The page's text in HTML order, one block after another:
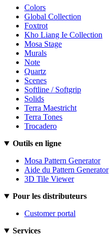
Colors
Global Collection
Foxtrot
Kho Liang Ie Collection
Mosa Stage
Murals
Note
Quartz
Scenes
Softline / Softgrip
Solids
Terra Maestricht
Terra Tones
Trocadero
Outils en ligne
Mosa Pattern Generator
Aide du Pattern Generator
3D Tile Viewer
Pour les distributeurs
Customer portal
Services